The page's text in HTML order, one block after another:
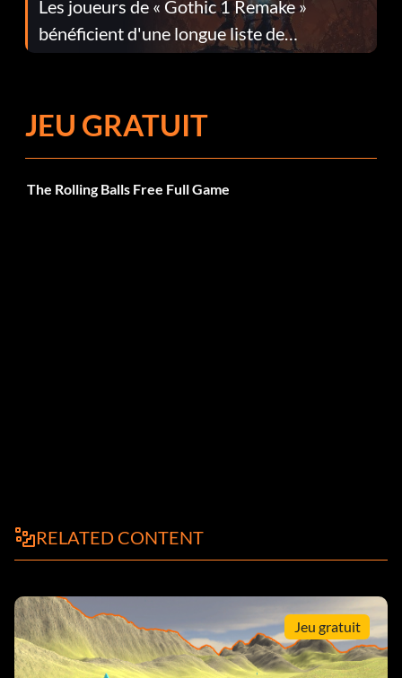
Les joueurs de « Gothic 1 Remake »
bénéficient d'une longue liste de
corrections dans la mise à jour 1.0.4
JEU GRATUIT
The Rolling Balls Free Full Game
RELATED CONTENT
Jeu gratuit